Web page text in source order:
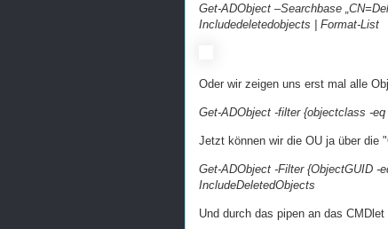
Get-ADObject –Searchbase
Includedeletedobjects | Format-List
Oder wir zeigen uns erst mal alle
Get-ADObject -filter {objectclass -
Jetzt können wir die OU ja über die
Get-ADObject -Filter {ObjectGUID -
IncludeDeletedObjects
Und durch das pipen an das